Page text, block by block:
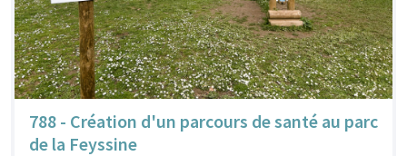
788 - Création d'un parcours de santé au parc
de la Feyssine